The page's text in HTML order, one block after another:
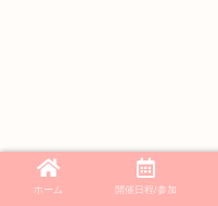
ホーム 開催日程/参加